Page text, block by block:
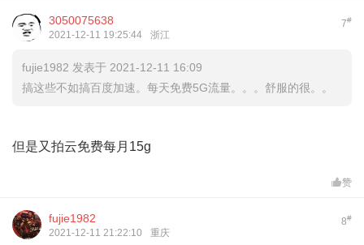
7#
3050075638
2021-12-11 19:25:44 浙江
fujie1982 发表于 2021-12-11 16:09
搞这些不如搞百度加速。每天免费5G流量。。。舒服的很。。
但是又拍云免费每月15g
赞
8#
fujie1982
2021-12-11 21:22:10 重庆